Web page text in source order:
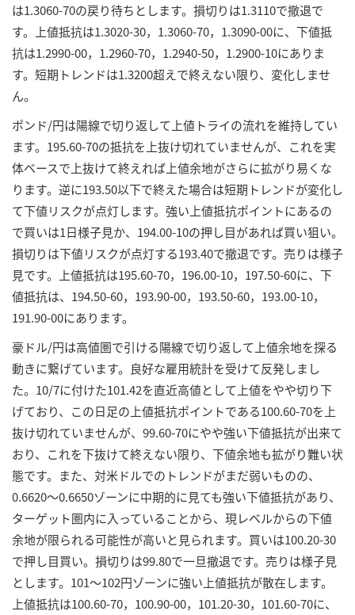
は1.3060-70の戻り待ちとします。損切りは1.3110で撤退で
す。上値抵抗は1.3020-30，1.3060-70，1.3090-00に、下値抵
抗は1.2990-00，1.2960-70，1.2940-50，1.2900-10にありま
す。短期トレンドは1.3200超えで終えない限り、変化しませ
ん。
ポンド/円は陽線で切り返して上値トライの流れを維持してい
ます。195.60-70の抵抗を上抜け切れていませんが、これを実
体ベースで上抜けて終えれば上値余地がさらに拡がり易くな
ります。逆に193.50以下で終えた場合は短期トレンドが変化し
て下値リスクが点灯します。強い上値抵抗ポイントにあるの
で買いは1日様子見か、194.00-10の押し目があれば買い狙い。
損切りは下値リスクが点灯する193.40で撤退です。売りは様子
見です。上値抵抗は195.60-70，196.00-10，197.50-60に、下
値抵抗は、194.50-60，193.90-00，193.50-60，193.00-10，
191.90-00にあります。
豪ドル/円は高値圏で引ける陽線で切り返して上値余地を探る
動きに繋げています。良好な雇用統計を受けて反発しまし
た。10/7に付けた101.42を直近高値として上値をやや切り下
げており、この日足の上値抵抗ポイントである100.60-70を上
抜け切れていませんが、99.60-70にやや強い下値抵抗が出来て
おり、これを下抜けて終えない限り、下値余地も拡がり難い状
態です。また、対米ドルでのトレンドがまだ弱いものの、
0.6620～0.6650ゾーンに中期的に見ても強い下値抵抗があり、
ターゲット圏内に入っていることから、現レベルからの下値
余地が限られる可能性が高いと見られます。買いは100.20-30
で押し目買い。損切りは99.80で一旦撤退です。売りは様子見
とします。101～102円ゾーンに強い上値抵抗が散在します。
上値抵抗は100.60-70，100.90-00，101.20-30，101.60-70に、